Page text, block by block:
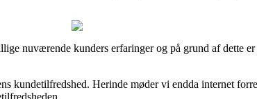
nuværende kunders erfaringer og på grund af dette
kundetilfredshed. Herinde møder vi endda internet